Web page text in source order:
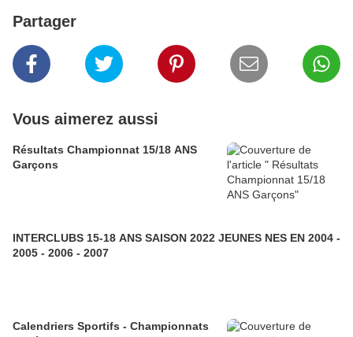
Partager
Vous aimerez aussi
Résultats Championnat 15/18 ANS
Garçons
INTERCLUBS 15-18 ANS SAISON 2022 JEUNES NES EN 2004 -
2005 - 2006 - 2007
Calendriers Sportifs - Championnats